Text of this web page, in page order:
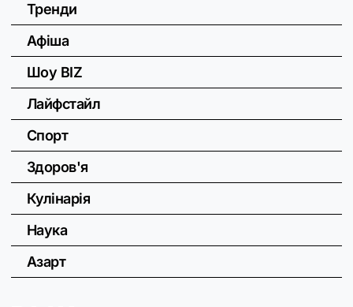
Тренди
Афіша
Шоу BIZ
Лайфстайл
Спорт
Здоров'я
Кулінарія
Наука
Азарт